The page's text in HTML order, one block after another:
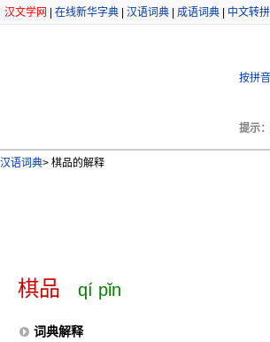
汉文学网 在线新华字典 汉语词典 成语词典 中文转
按拼
提示：
汉语词典> 棋品的解释
棋品 qí pǐn
词典解释